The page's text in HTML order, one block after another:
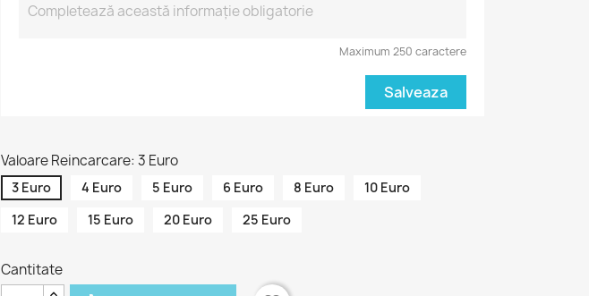
Maximum 250 caractere
Salveaza
Valoare Reincarcare: 3 Euro
3 Euro 4 Euro 5 Euro 6 Euro 8 Euro
10 Euro
12 Euro
15 Euro 20 Euro 25 Euro
Cantitate